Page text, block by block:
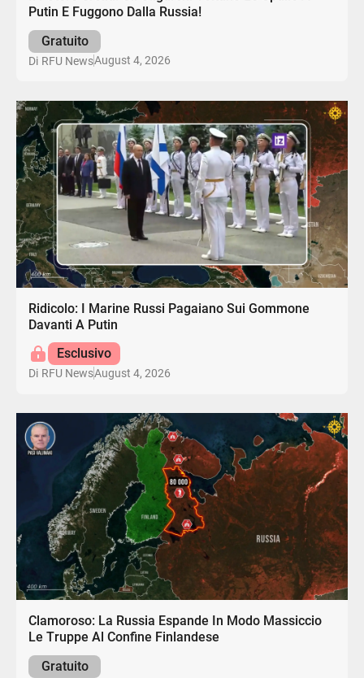
Putin E Fuggono Dalla Russia!
Gratuito
Di RFU NewsAugust 4, 2026
Ridicolo: I Marine Russi Pagaiano Sui Gommone
Davanti A Putin
Esclusivo
Di RFU NewsAugust 4, 2026
Clamoroso: La Russia Espande In Modo Massiccio
Le Truppe Al Confine Finlandese
Gratuito